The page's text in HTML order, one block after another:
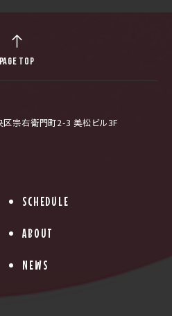
宗右衛門町2-3 美松ビル3F
SCHEDULE
ABOUT
NEWS
PAGE TOP